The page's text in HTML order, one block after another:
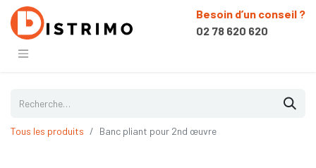
Besoin d’un conseil ?
02 78 620 620
Tous les produits Banc pliant pour 2nd œuvre